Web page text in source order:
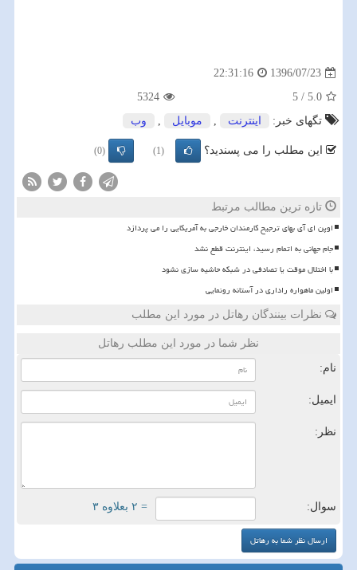
1396/07/23
22:31:16
5.0
/
5
5324
تگهای خبر:
اینترنت , موبایل , وب
این مطلب را می پسندید؟ (1)
(0)
تازه ترین مطالب مرتبط
اوپن ای آی بهای ترجیح کارمندان خارجی به آمریکایی را می پردازد
️جام جهانی به اتمام رسید، اینترنت قطع نشد
با اختلال موقت یا تصادفی در شبکه حاشیه سازی نشود
اولین ماهواره راداری در آستانه رونمایی
نظرات بینندگان رهاتل در مورد این مطلب
نظر شما در مورد این مطلب رهاتل
نام:
ایمیل:
نظر:
سوال: = ۲ بعلاوه ۳